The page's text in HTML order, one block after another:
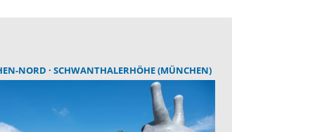
NORD SCHWANTHALERHÖHE (MÜNCHEN)